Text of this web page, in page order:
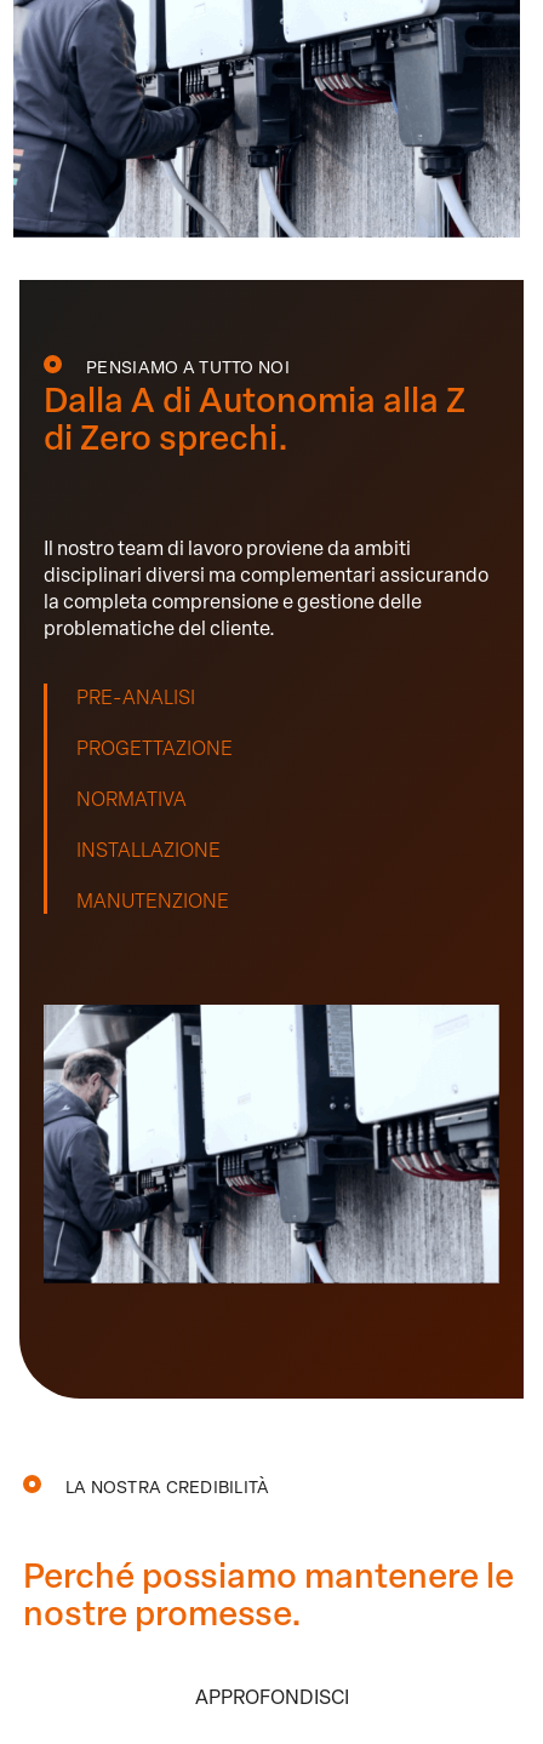
PENSIAMO A TUTTO NOI
Dalla A di Autonomia alla Z
di Zero sprechi.
Il nostro team di lavoro proviene da ambiti
disciplinari diversi ma complementari assicurando
la completa comprensione e gestione delle
problematiche del cliente.
PRE-ANALISI
PROGETTAZIONE
NORMATIVA
INSTALLAZIONE
MANUTENZIONE
LA NOSTRA CREDIBILITÀ
Perché possiamo mantenere le
nostre promesse.
APPROFONDISCI